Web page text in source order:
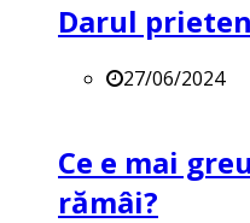
Darul
27/06/2024
Ce e mai
rămâi?